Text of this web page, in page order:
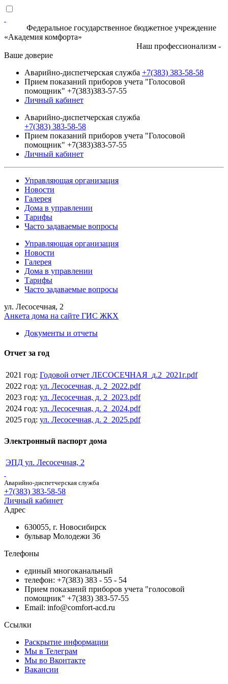
Федеральное государственное бюджетное учреждение
«Академия комфорта»
Наш профессионализм -
Ваше доверие
Аварийно-диспетчерская служба +7(383) 383-58-58
Прием показаний приборов учета "Голосовой
помощник" +7(383)383-57-55
Личный кабинет
Аварийно-диспетчерская служба
+7(383) 383-58-58
Прием показаний приборов учета "Голосовой
помощник" +7(383)383-57-55
Личный кабинет
Управляющая организация
Новости
Галерея
Дома в управлении
Тарифы
Часто задаваемые вопросы
Управляющая организация
Новости
Галерея
Дома в управлении
Тарифы
Часто задаваемые вопросы
ул. Лесосечная, 2
Анкета дома на сайте ГИС ЖКХ
Документы и отчеты
Отчет за год
2021 год: Годовой отчет ЛЕСОСЕЧНАЯ_д.2_2021г.pdf
2022 год: ул. Лесосечная, д. 2_2022.pdf
2023 год: ул. Лесосечная, д. 2_2023.pdf
2024 год: ул. Лесосечная, д. 2_2024.pdf
2025 год: ул. Лесосечная, д. 2_2025.pdf
Электронный паспорт дома
ЭПД ул. Лесосечная, 2
Аварийно-диспетчерская служба
+7(383) 383-58-58
Личный кабинет
Адрес
630055, г. Новосибирск
бульвар Молодежи 36
Телефоны
единый многоканальный
телефон: +7(383) 383 - 55 - 54
Прием показаний приборов учета "голосовой
помощник" +7(383) 383-57-55
Email: info@comfort-acd.ru
Ссылки
Раскрытие информации
Мы в Телеграм
Мы во Вконтакте
Вакансии